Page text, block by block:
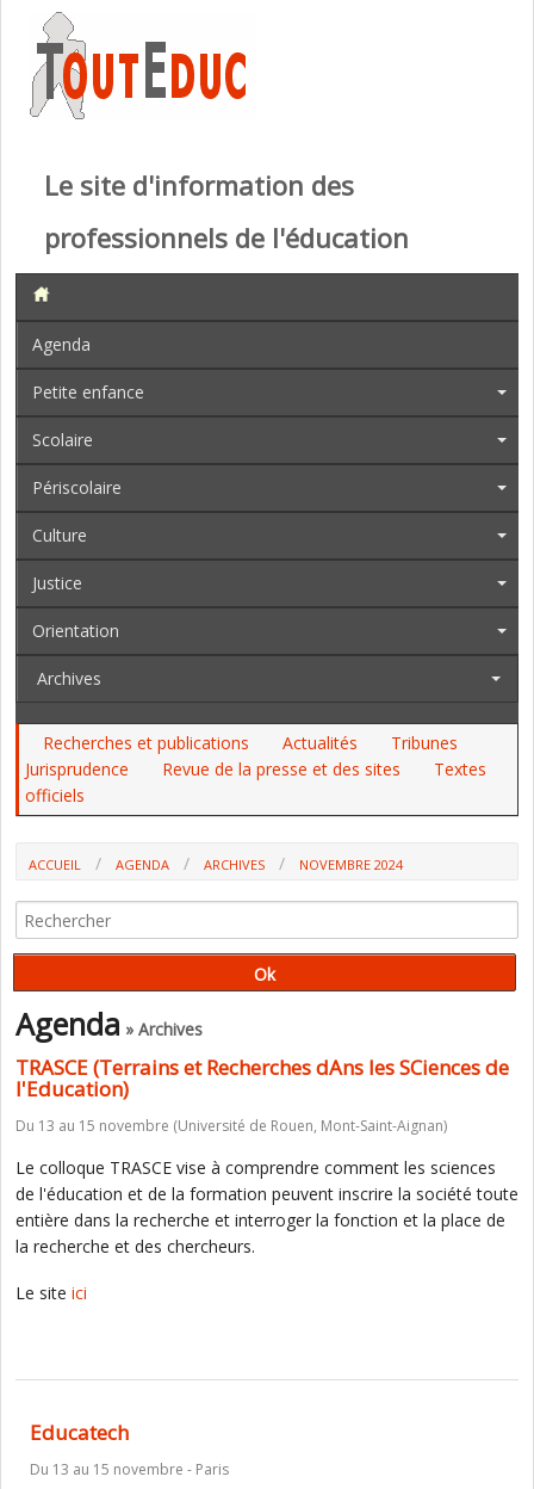
Le site d'information des
professionnels de l'éducation
Agenda
Petite enfance
Scolaire
Périscolaire
Culture
Justice
Orientation
Archives
Recherches et publications Actualités
Tribunes
Jurisprudence
Revue de la presse et des sites
Textes
officiels
ACCUEIL AGENDA ARCHIVES NOVEMBRE 2024
Agenda » Archives
TRASCE (Terrains et Recherches dAns les SCiences de
l'Education)
Du 13 au 15 novembre (Université de Rouen, Mont-Saint-Aignan)
Le colloque TRASCE vise à comprendre comment les sciences
de l'éducation et de la formation peuvent inscrire la société toute
entière dans la recherche et interroger la fonction et la place de
la recherche et des chercheurs.
Le site ici
Educatech
Du 13 au 15 novembre - Paris